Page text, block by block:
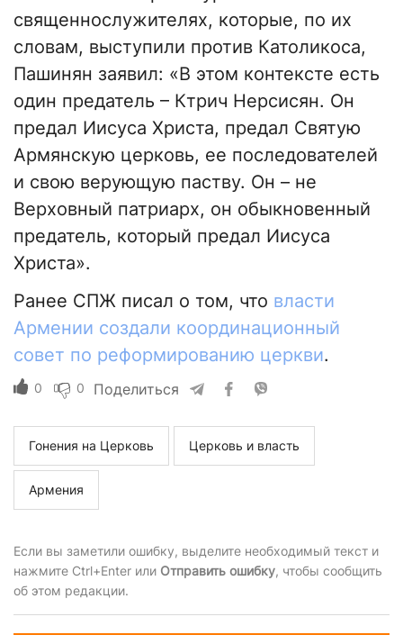
священнослужителях, которые, по их
словам, выступили против Католикоса,
Пашинян заявил: «В этом контексте есть
один предатель – Ктрич Нерсисян. Он
предал Иисуса Христа, предал Святую
Армянскую церковь, ее последователей
и свою верующую паству. Он – не
Верховный патриарх, он обыкновенный
предатель, который предал Иисуса
Христа».
Ранее СПЖ писал о том, что власти
Армении создали координационный
совет по реформированию церкви.
0 0 Поделиться
Гонения на Церковь Церковь и власть
Армения
Если вы заметили ошибку, выделите необходимый текст и
нажмите Ctrl+Enter или Отправить ошибку, чтобы сообщить
об этом редакции.